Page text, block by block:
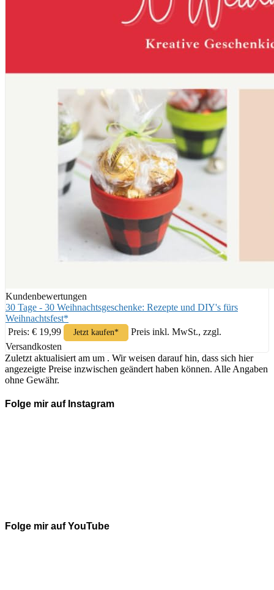
Kundenbewertungen
30 Tage - 30 Weihnachtsgeschenke: Rezepte und DIY's fürs
Weihnachtsfest*
Preis: € 19,99
Jetzt kaufen*
Preis inkl. MwSt., zzgl.
Versandkosten
Zuletzt aktualisiert am um . Wir weisen darauf hin, dass sich hier
angezeigte Preise inzwischen geändert haben können. Alle Angaben
ohne Gewähr.
Folge mir auf Instagram
Folge mir auf YouTube